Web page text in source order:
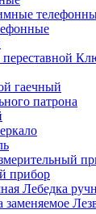
гаечный
патрона
прибор
Лебедка